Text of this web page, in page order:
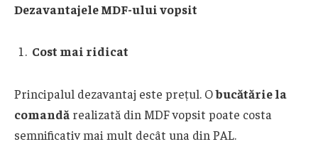
Dezavantajele MDF-ului vopsit
Cost mai ridicat
Principalul dezavantaj este prețul. Obucătărie la
comandă realizată din MDF vopsit poate costa
semnificativ mai mult decât una din PAL.